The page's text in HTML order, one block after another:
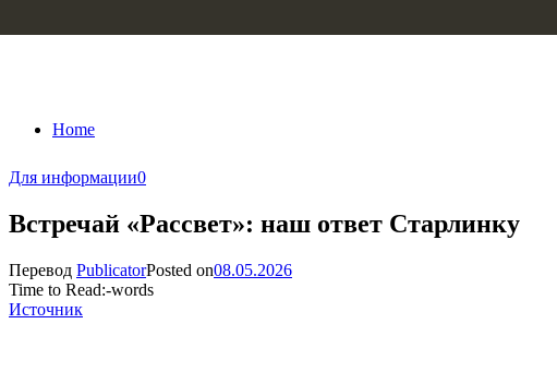
Home
Для информации0
Встречай «Рассвет»: наш ответ Старлинку
Перевод PublicatorPosted on08.05.2026
Time to Read:-words
Источник